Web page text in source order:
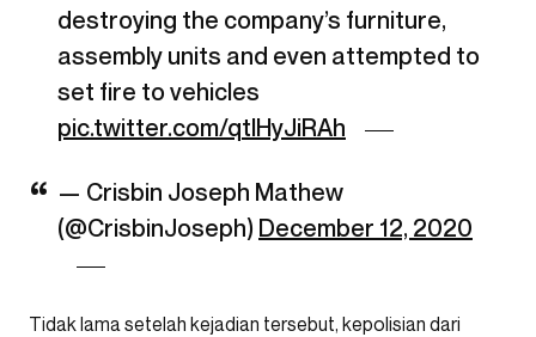
destroying the company’s furniture,
assembly units and even attempted to
set fire to vehicles
pic.twitter.com/qtlHyJiRAh
— Crisbin Joseph Mathew
(@CrisbinJoseph) December 12, 2020
Tidak lama setelah kejadian tersebut, kepolisian dari